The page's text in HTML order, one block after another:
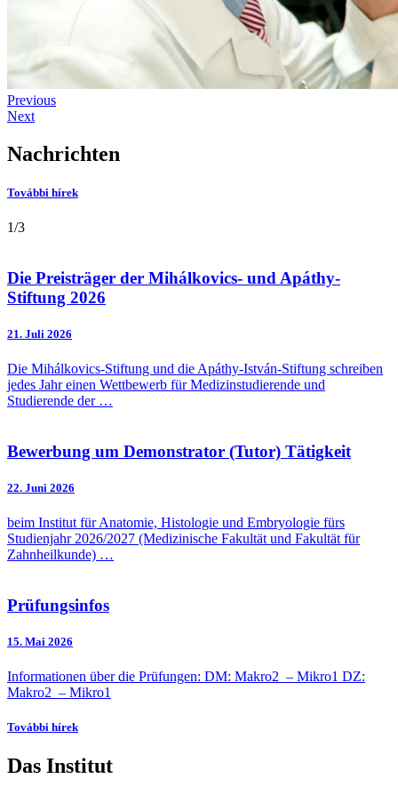
Previous
Next
Nachrichten
További hírek
1/3
Die Preisträger der Mihálkovics- und Apáthy-
Stiftung 2026
21. Juli 2026
Die Mihálkovics-Stiftung und die Apáthy-István-Stiftung schreiben
jedes Jahr einen Wettbewerb für Medizinstudierende und
Studierende der …
Bewerbung um Demonstrator (Tutor) Tätigkeit
22. Juni 2026
beim Institut für Anatomie, Histologie und Embryologie fürs
Studienjahr 2026/2027 (Medizinische Fakultät und Fakultät für
Zahnheilkunde) …
Prüfungsinfos
15. Mai 2026
Informationen über die Prüfungen: DM: Makro2 – Mikro1 DZ:
Makro2 – Mikro1
További hírek
Das Institut